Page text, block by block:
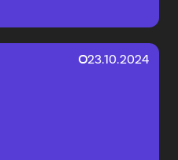
23.10.2024